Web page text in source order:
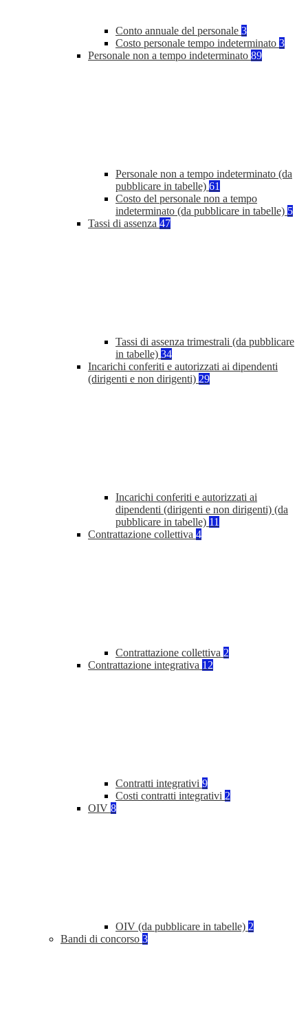
Conto annuale del personale 3
Costo personale tempo indeterminato 3
Personale non a tempo indeterminato 89
Personale non a tempo indeterminato (da
pubblicare in tabelle) 61
Costo del personale non a tempo
indeterminato (da pubblicare in tabelle) 5
Tassi di assenza 47
Tassi di assenza trimestrali (da pubblicare
in tabelle) 34
Incarichi conferiti e autorizzati ai dipendenti
(dirigenti e non dirigenti) 29
Incarichi conferiti e autorizzati ai
dipendenti (dirigenti e non dirigenti) (da
pubblicare in tabelle) 11
Contrattazione collettiva 4
Contrattazione collettiva 2
Contrattazione integrativa 12
Contratti integrativi 9
Costi contratti integrativi 2
OIV 8
OIV (da pubblicare in tabelle) 2
Bandi di concorso 3